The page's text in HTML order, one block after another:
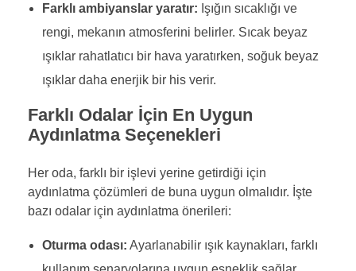
Farklı ambiyanslar yaratır: Işığın sıcaklığı ve
rengi, mekanın atmosferini belirler. Sıcak beyaz
ışıklar rahatlatıcı bir hava yaratırken, soğuk beyaz
ışıklar daha enerjik bir his verir.
Farklı Odalar İçin En Uygun
Aydınlatma Seçenekleri
Her oda, farklı bir işlevi yerine getirdiği için
aydınlatma çözümleri de buna uygun olmalıdır. İşte
bazı odalar için aydınlatma önerileri:
Oturma odası: Ayarlanabilir ışık kaynakları, farklı